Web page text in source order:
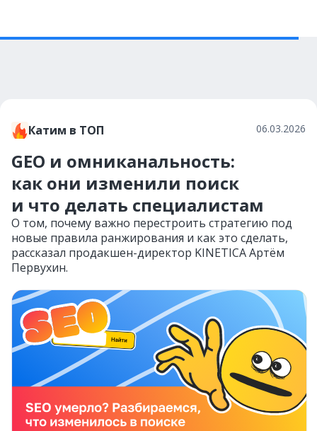
Катим в ТОП 06.03.2026
GEO и омниканальность:
как они изменили поиск
и что делать специалистам
О том, почему важно перестроить стратегию под
новые правила ранжирования и как это сделать,
рассказал продакшен-директор KINETICA Артём
Первухин.